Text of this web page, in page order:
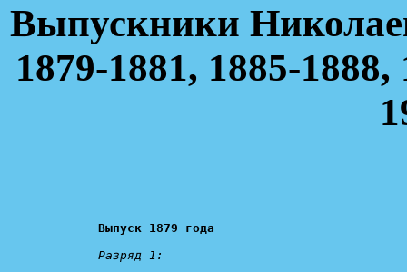
Выпускники
1879-1881, 1885-
Выпуск 1879 года
Разряд 1: